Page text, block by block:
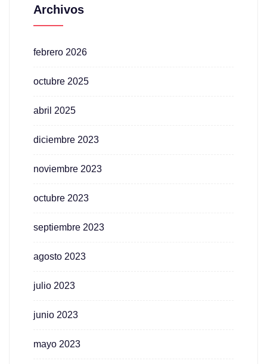
Archivos
febrero 2026
octubre 2025
abril 2025
diciembre 2023
noviembre 2023
octubre 2023
septiembre 2023
agosto 2023
julio 2023
junio 2023
mayo 2023